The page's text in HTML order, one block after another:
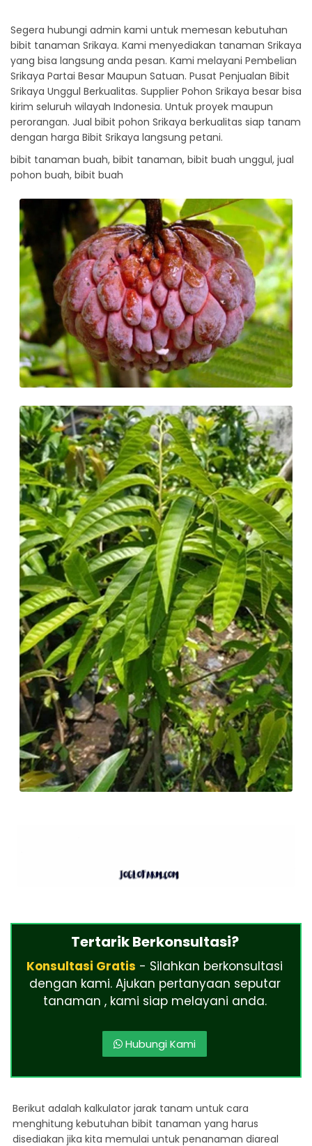
Segera hubungi admin kami untuk memesan kebutuhan
bibit tanaman Srikaya. Kami menyediakan tanaman Srikaya
yang bisa langsung anda pesan. Kami melayani Pembelian
Srikaya Partai Besar Maupun Satuan. Pusat Penjualan Bibit
Srikaya Unggul Berkualitas. Supplier Pohon Srikaya besar bisa
kirim seluruh wilayah Indonesia. Untuk proyek maupun
perorangan. Jual bibit pohon Srikaya berkualitas siap tanam
dengan harga Bibit Srikaya langsung petani.
bibit tanaman buah, bibit tanaman, bibit buah unggul, jual
pohon buah, bibit buah
Tertarik Berkonsultasi?
Konsultasi Gratis - Silahkan berkonsultasi
dengan kami. Ajukan pertanyaan seputar
tanaman , kami siap melayani anda.
Hubungi Kami
Berikut adalah kalkulator jarak tanam untuk cara
menghitung kebutuhan bibit tanaman yang harus
disediakan jika kita memulai untuk penanaman diareal